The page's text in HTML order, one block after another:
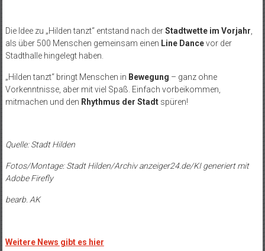
Die Idee zu „Hilden tanzt“ entstand nach derStadtwette im Vorjahr
als über 500 Menschen gemeinsam einen Line Dancevor der
Stadthalle hingelegt haben.
„Hilden tanzt“ bringt Menschen in Bewegung – ganz ohne
Vorkenntnisse, aber mit viel Spaß. Einfach vorbeikommen,
mitmachen und den Rhythmus der Stadtspüren!
Quelle: Stadt Hilden
Fotos/Montage: Stadt Hilden/Archiv anzeiger24.de/KI generiert mit
Adobe Firefly
bearb. AK
Weitere News gibt es hier